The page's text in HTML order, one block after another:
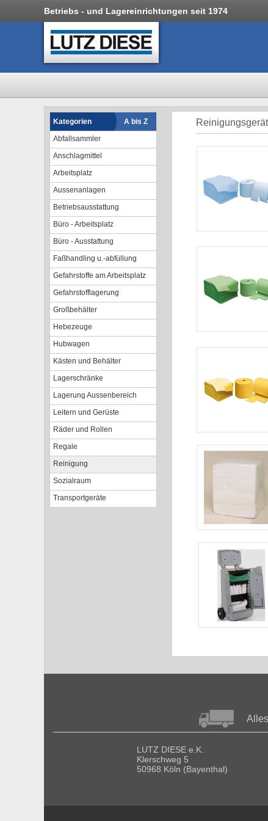
Betriebs - und Lagereinrichtungen seit 1974
Kategorien
A bis Z
Abfallsammler
Anschlagmittel
Arbeitsplatz
Aussenanlagen
Betriebsausstattung
Büro - Arbeitsplatz
Büro - Ausstattung
Faßhandling u.-abfüllung
Gefahrstoffe am Arbeitsplatz
Gefahrstofflagerung
Großbehälter
Hebezeuge
Hubwagen
Kästen und Behälter
Lagerschränke
Lagerung Aussenbereich
Leitern und Gerüste
Räder und Rollen
Regale
Reinigung
Sozialraum
Transportgeräte
LUTZ DIESE e.K.
Klerschweg 5
50968 Köln (Bayenthal)